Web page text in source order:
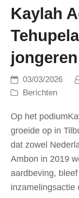
Kaylah
jongeren
03/03/2026
Berichten
Op het
groeide op in
dat zowel
Ambon in 2019
aardbeving,